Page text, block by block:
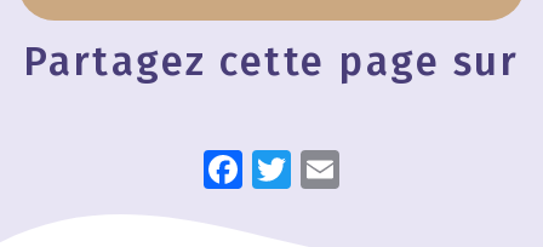
Partagez cette page sur
Facebook
Twitter